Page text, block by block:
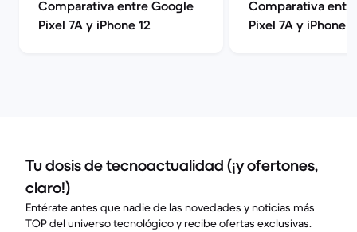
Comparativa entre Google
Pixel 7A y iPhone 12
Comparativa
Pixel 7A y iPhone
Tu dosis de tecnoactualidad (¡y ofertones,
claro!)
Entérate antes que nadie de las novedades y noticias más
TOP del universo tecnológico y recibe ofertas exclusivas.